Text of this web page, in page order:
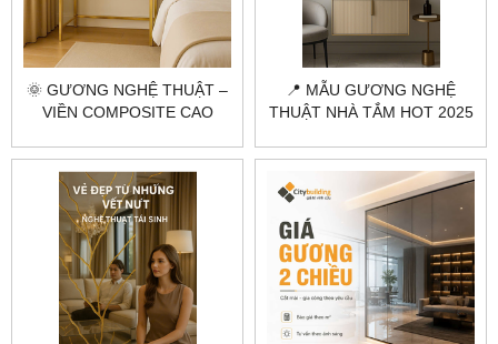
🌞 GƯƠNG NGHỆ THUẬT –
VIỀN COMPOSITE CAO
📍 MẪU GƯƠNG NGHỆ
THUẬT NHÀ TẮM HOT 2025